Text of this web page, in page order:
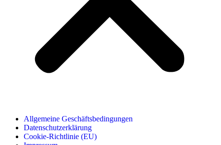
Allgemeine Geschäftsbedingungen
Datenschutzerklärung
Cookie-Richtlinie (EU)